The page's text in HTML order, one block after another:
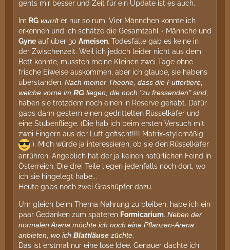
gehts mir besser und Zeit für ein Update ist es auch.
Im RG wurrlter nur so rum. Vier Männchen konnte ich
erkennen und ich schätze die Gesamtzahl + Männche und
Gyne auf über 30 Ameisen. Todesfälle gab es keine in
der Zwischenzeit. Weil ich jedoch leider nicht aus dem
Bett konnte, mussten meine Kleinen zwei Tage ohne
frische Eiweise auskommen, aber ich glaube, sie habens
überstanden. Nach meiner Theorie, dass die Futtertiere,
welche vorne im RG liegen, die noch "zu fressenden" sind
haben sie trotzdem noch einen in Reserve gehabt. Dafür
gabs dann gestern einen gedrittelten Rüsselkäfer und
eine Stubenfliege. (Die hab ich beim ersten Versuch mit
zwei Fingern aus der Luft gefischt!!!! Matrix-stylemäßig
). Mich würde ja interessieren, ob sie den Rüsselkäfer
anrühren. Angeblich hat der ja keinen natürlichen Feind in
Österreich. Die drei Teile liegen jedenfalls noch dort, wo
ich sie hingelegt habe...
Heute gabs noch zwei Grashüpfer dazu.
Um gleich beim Thema Nahrung zu bleiben, habe ich ein
paar Gedanken zum späteren Formicarium. Neben der
normalen Arena möchte ich noch eine Pflanzen-Arena
anbieten, wo ich Blattläuse züchte.
Das ist erstmal nur eine lose Idee. Genauer dachte ich